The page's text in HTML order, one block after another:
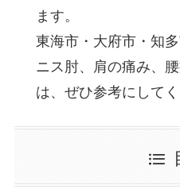
ます。
東海市・大府市・知
ニス肘、肩の痛み、
は、ぜひ参考にしてく